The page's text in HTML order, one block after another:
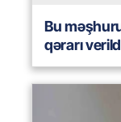
Bu
qərarı